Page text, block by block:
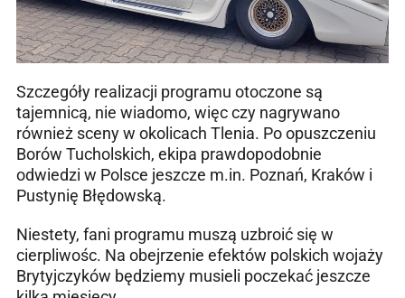
Szczegóły realizacji programu otoczone są
tajemnicą, nie wiadomo, więc czy nagrywano
również sceny w okolicach Tlenia. Po opuszczeniu
Borów Tucholskich, ekipa prawdopodobnie
odwiedzi w Polsce jeszcze m.in. Poznań, Kraków i
Pustynię Błędowską.
Niestety, fani programu muszą uzbroić się w
cierpliwośc. Na obejrzenie efektów polskich wojaży
Brytyjczyków będziemy musieli poczekać jeszcze